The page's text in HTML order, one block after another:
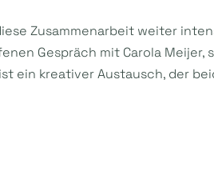
Zusammenarbeit weiter
Gespräch mit Carola
ein kreativer Austausch, der